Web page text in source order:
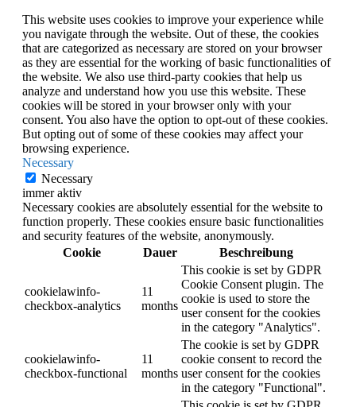
This website uses cookies to improve your experience while
you navigate through the website. Out of these, the cookies
that are categorized as necessary are stored on your browser
as they are essential for the working of basic functionalities of
the website. We also use third-party cookies that help us
analyze and understand how you use this website. These
cookies will be stored in your browser only with your
consent. You also have the option to opt-out of these cookies.
But opting out of some of these cookies may affect your
browsing experience.
Necessary
Necessary
immer aktiv
Necessary cookies are absolutely essential for the website to
function properly. These cookies ensure basic functionalities
and security features of the website, anonymously.
Cookie
Dauer Beschreibung
cookielawinfo-
checkbox-analytics
11
months
This cookie is set by GDPR
Cookie Consent plugin. The
cookie is used to store the
user consent for the cookies
in the category "Analytics".
cookielawinfo-
checkbox-functional
11
months
The cookie is set by GDPR
cookie consent to record the
user consent for the cookies
in the category "Functional".